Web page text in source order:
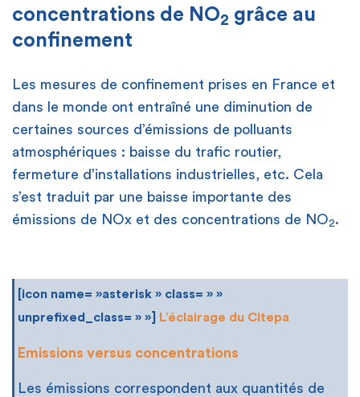
concentrations de NO2 grâce au
confinement
Les mesures de confinement prises en France et
dans le monde ont entraîné une diminution de
certaines sources d’émissions de polluants
atmosphériques : baisse du trafic routier,
fermeture d’installations industrielles, etc. Cela
s’est traduit par une baisse importante des
émissions de NOx et des concentrations de NO2.
[icon name= »asterisk » class= » »
unprefixed_class= » »]
L’éclairage du Citepa
Emissions versus concentrations
Les émissions correspondent aux quantités de